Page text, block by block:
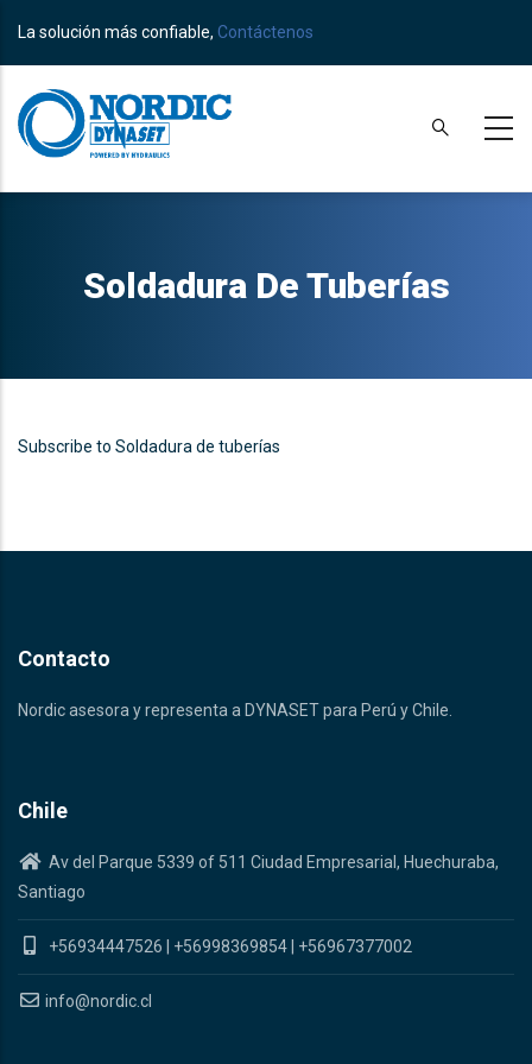
content
La solución más confiable, Contáctenos
Soldadura De Tuberías
Subscribe to Soldadura de tuberías
Contacto
Nordic asesora y representa a DYNASET para Perú y Chile.
Chile
Av del Parque 5339 of 511 Ciudad Empresarial, Huechuraba,
Santiago
+56934447526 +56998369854 +56967377002
info@nordic.cl